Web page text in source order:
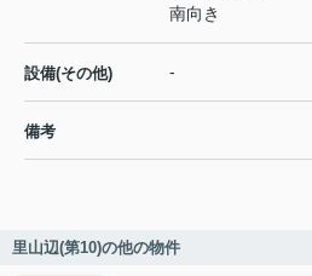
南向き
設備(その他) -
備考
里山辺(第10)の他の物件